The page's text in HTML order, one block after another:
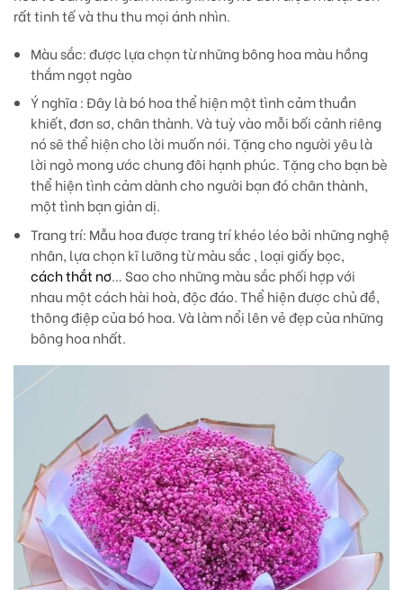
rất tinh tế và thu thu mọi ánh nhìn.
Màu sắc: được lựa chọn từ những bông hoa màu hồng
thắm ngọt ngào
Ý nghĩa: Đây là bó hoa thể hiện một tình cảm thuần
khiết, đơn sơ, chân thành. Và tuỳ vào mỗi bối cảnh riêng
nó sẽ thể hiện cho lời muốn nói. Tặng cho người yêu là
lời ngỏ mong ước chung đôi hạnh phúc. Tặng cho bạn bè
thể hiện tình cảm dành cho người bạn đó chân thành,
một tình bạn giản dị.
Trang trí: Mẫu hoa được trang trí khéo léo bởi những nghệ
nhân, lựa chọn kĩ lưỡng từ màu sắc , loại giấy bọc,
cách thắt nơ… Sao cho những màu sắc phối hợp với
nhau một cách hài hoà, độc đáo. Thể hiện được chủ đề,
thông điệp của bó hoa. Và làm nổi lên vẻ đẹp của những
bông hoa nhất.